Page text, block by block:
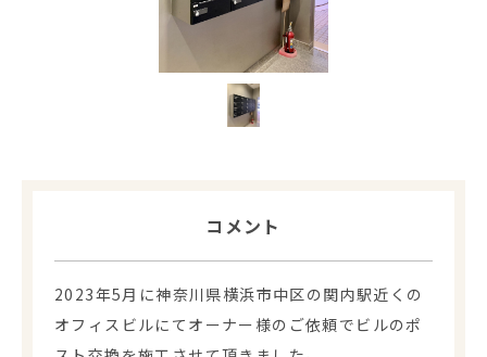
コメント
2023年5月に神奈川県横浜市中区の関内駅近くの
オフィスビルにてオーナー様のご依頼でビルのポ